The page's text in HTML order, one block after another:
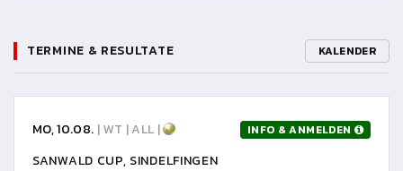
TERMINE & RESULTATE KALENDER
MO, 10.08. | WT | ALL | INFO & ANMELDEN
SANWALD CUP, SINDELFINGEN